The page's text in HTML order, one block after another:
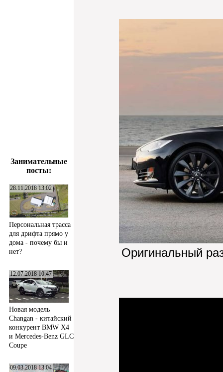
Занимательные
посты:
28.11.2018 13:02
Персональная трасса
для дрифта прямо у
дома - почему бы и
нет?
12.07.2018 10:47
Новая модель
Changan - китайский
конкурент BMW X4
и Mercedes-Benz GLC
Coupe
09.03.2018 13:04
Оригинальный